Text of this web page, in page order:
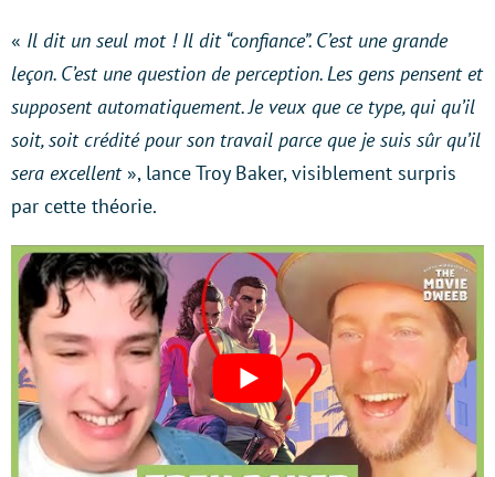
« Il dit un seul mot ! Il dit “confiance”. C’est une grande
leçon. C’est une question de perception. Les gens pensent et
supposent automatiquement. Je veux que ce type, qui qu’il
soit, soit crédité pour son travail parce que je suis sûr qu’il
sera excellent», lance Troy Baker, visiblement surpris
par cette théorie.